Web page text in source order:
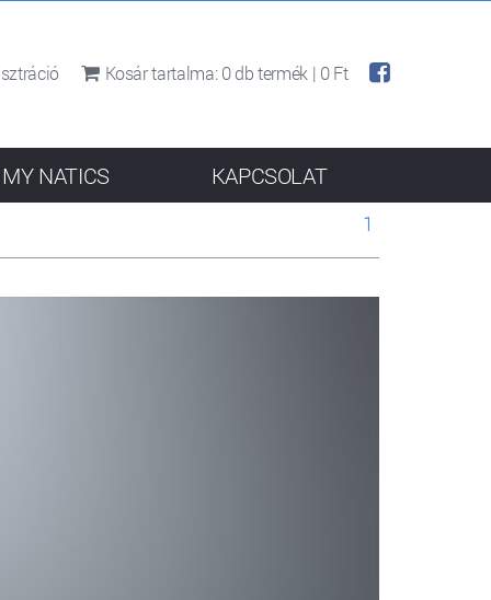
Kosár tartalma:0db termék | 0 Ft
1
MY NATICS KAPCSOLAT